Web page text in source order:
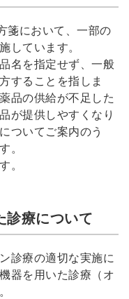
箋において、一部の
しています。
名を指定せず、一般
することを指しま
品の供給が不足した
が提供しやすくなり
ついてご案内のう
。
。
診療について
診療の適切な実施に
器を用いた診療（オ